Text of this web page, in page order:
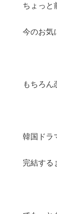
ちょっと
今のお気
もちろん
韓国ドラ
完結する